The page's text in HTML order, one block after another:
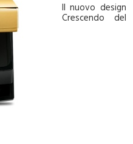
Il nuovo design
Crescendo del